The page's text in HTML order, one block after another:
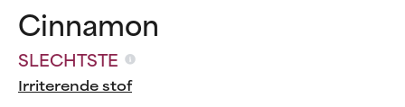
Cinnamon
SLECHTSTE
Irriterende stof